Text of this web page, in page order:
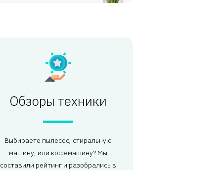
Обзоры техники
Выбираете пылесос, стиральную
машину, или кофемашину? Мы
составили рейтинг и разобрались в